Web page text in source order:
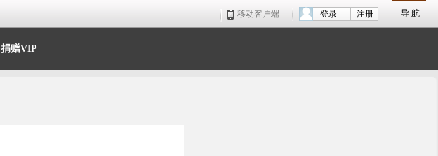
导 航
移动客户端 注册
登录
捐赠VIP